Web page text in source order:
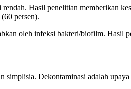
Hasil penelitian memberikan
persen).
oleh infeksi bakteri/biofilm.
Dekontaminasi adalah